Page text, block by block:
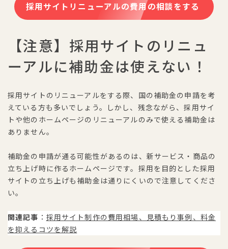
採用サイトリニューアルの費用の相談をする
【注意】採用サイトのリニュ
ーアルに補助金は使えない！
採用サイトのリニューアルをする際、国の補助金の申請を考
えている方も多いでしょう。しかし、残念ながら、採用サイ
トや他のホームページのリニューアルのみで使える補助金は
ありません。
補助金の申請が通る可能性があるのは、新サービス・商品の
立ち上げ時に作るホームページです。採用を目的とした採用
サイトの立ち上げも補助金は通りにくいので注意してくださ
い。
関連記事 ： 採用サイト制作の費用相場、見積もり事例、料金
を抑えるコツを解説